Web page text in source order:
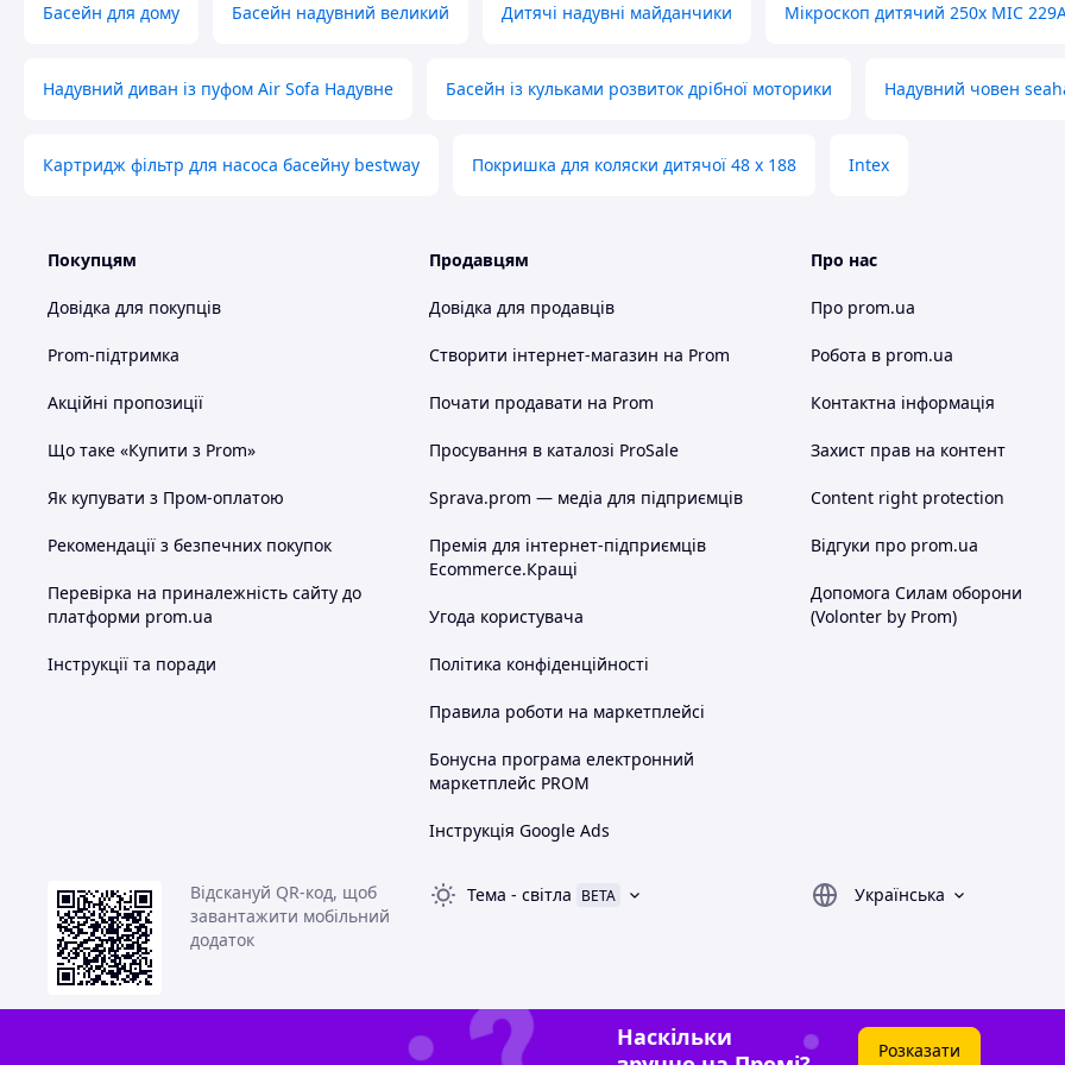
Басейн для дому Басейн надувний великий Дитячі надувні майданчики Мікроскоп дитячий 250х MIC
Надувний диван із пуфом Air Sofa Надувне Басейн із кульками розвиток дрібної моторики Надувний човен
Картридж фільтр для насоса басейну bestway Покришка для коляски дитячої 48 х 188 Intex
Покупцям
Довідка для покупців
Prom-підтримка
Акційні пропозиції
Що таке «Купити з Prom»
Як купувати з Пром-оплатою
Рекомендації з безпечних покупок
Перевірка на приналежність сайту до
платформи prom.ua
Інструкції та поради
Продавцям
Довідка для продавців
Створити інтернет-магазин на Prom
Почати продавати на Prom
Просування в каталозі ProSale
Sprava.prom — медіа для підприємців
Премія для інтернет-підприємців
Ecommerce.Кращі
Угода користувача
Політика конфіденційності
Правила роботи на маркетплейсі
Бонусна програма електронний
маркетплейс PROM
Інструкція Google Ads
Про нас
Про prom.ua
Робота в prom.ua
Контактна інформація
Захист прав на контент
Content right protection
Відгуки про prom.ua
Допомога Силам оборони
(Volonter by Prom)
Відскануй QR-код, щоб
завантажити мобільний
додаток
Тема - світла BETA
Українська
Наскільки
Розказати